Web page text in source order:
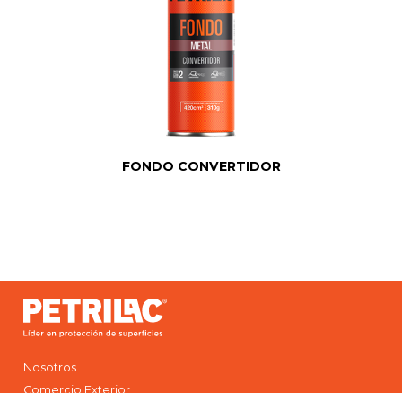
FONDO CONVERTIDOR
Nosotros
Comercio Exterior